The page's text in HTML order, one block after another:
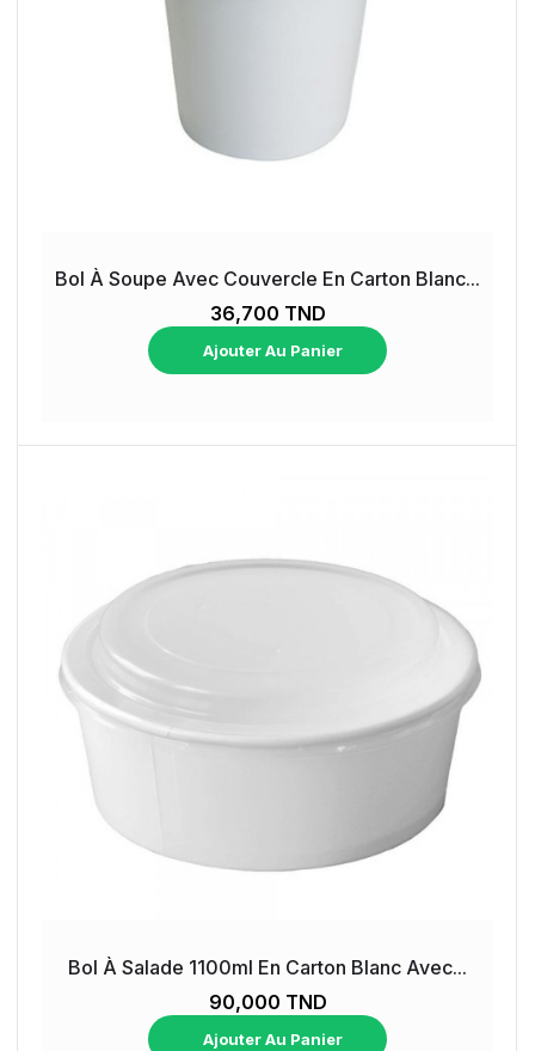
Bol À Soupe Avec Couvercle En Carton Blanc...
36,700 TND
Ajouter Au Panier
Bol À Salade 1100ml En Carton Blanc Avec...
90,000 TND
Ajouter Au Panier